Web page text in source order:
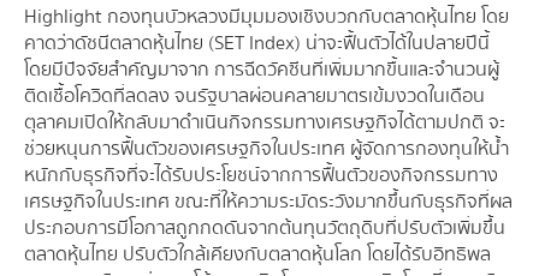
Highlight กองทุนบัวหลวงมีมุมมองเชิงบวกกับตลาดหุ้นไทย โดย
คาดว่าดัชนีตลาดหุ้นไทย (SET Index) น่าจะฟื้นตัวได้ในปลายปีนี้
โดยมีปัจจัยสำคัญมาจาก การฉีดวัคซีนที่เพิ่มมากขื้นและจำนวนผู้
ติดเชื้อโควิดที่ลดลง จนรัฐบาลผ่อนคลายมาตรเข้มงวดในเดือน
ตุลาคมเปิดให้กลับมาดำเนินกิจกรรมทางเศรษฐกิจได้ตามปกติ จะ
ช่วยหนุนการฟื้นตัวของเศรษฐกิจในประเทศ ผู้จัดการกองทุนให้น้ำ
หนักกับธุรกิจที่จะได้รับประโยชน์จากการฟื้นตัวของกิจกรรมทาง
เศรษฐกิจในประเทศ ขณะที่ให้ความระมัดระวังมากขึ้นกับธุรกิจที่ผล
ประกอบการมีโอกาสถูกกดดันจากต้นทุนวัตถุดิบที่ปรับตัวเพิ่มขึ้น
ตลาดหุ้นไทย ปรับตัวใกล้เคียงกับตลาดหุ้นโลก โดยได้รับอิทธิพล